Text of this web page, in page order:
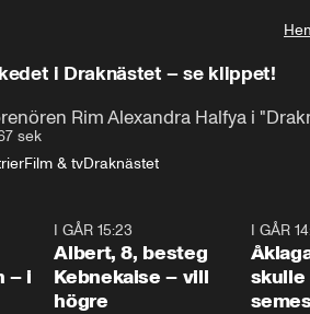
Chockas av beskedet i Draknästet – se klippet!
Rim Alexandra Halfya i
sek
Film & tvDraknästet
– i
I GÅR 15:23
Albert, 8, besteg
Kebnekaise – vill
högre
I GÅR
skulle